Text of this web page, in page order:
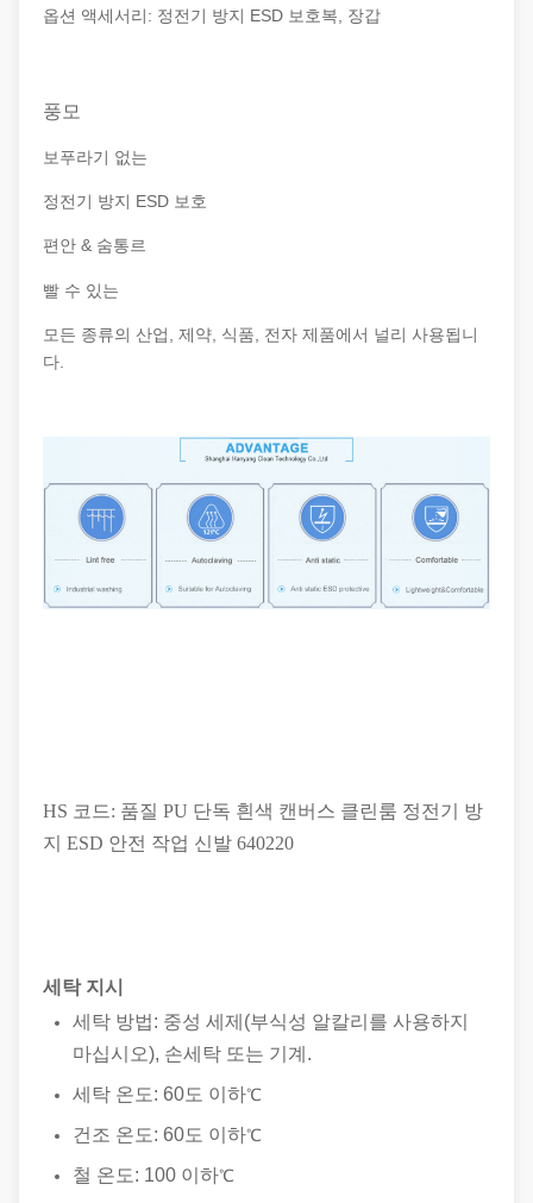
옵션 액세서리: 정전기 방지 ESD 보호복, 장갑
풍모
보푸라기 없는
정전기 방지 ESD 보호
편안 & 숨통 르
빨 수 있는
모든 종류의 산업, 제약, 식품, 전자 제품에서 널리 사용됩니
다.
HS 코드: 품질 PU 단독 흰색 캔버스 클린룸 정전기 방
지 ESD 안전 작업 신발 640220
세탁 지시
세탁 방법: 중성 세제(부식성 알칼리를 사용하지
마십시오), 손세탁 또는 기계.
세탁 온도: 60도 이하℃
건조 온도: 60도 이하℃
철 온도: 100 이하℃